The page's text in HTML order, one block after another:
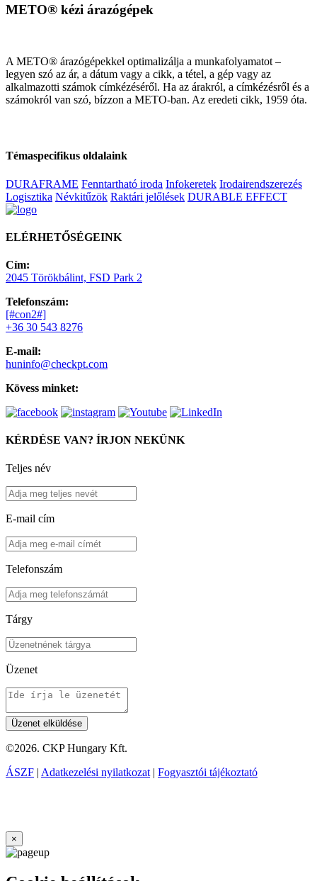
METO® kézi árazógépek
A METO® árazógépekkel optimalizálja a munkafolyamatot –
legyen szó az ár, a dátum vagy a cikk, a tétel, a gép vagy az
alkalmazotti számok címkézéséről. Ha az árakról, a címkézésről és a
számokról van szó, bízzon a METO-ban. Az eredeti cikk, 1959 óta.
Témaspecifikus oldalaink
DURAFRAME Fenntartható iroda Infokeretek Irodairendszerezés
Logisztika Névkitűzök Raktári jelőlések DURABLE EFFECT
ELÉRHETŐSÉGEINK
Cím:
2045 Törökbálint, FSD Park 2
Telefonszám:
[#con2#]
+36 30 543 8276
E-mail:
huninfo@checkpt.com
Kövess minket:
KÉRDÉSE VAN? ÍRJON NEKÜNK
Teljes név
E-mail cím
Telefonszám
Tárgy
Üzenet
©2026. CKP Hungary Kft.
ÁSZF | Adatkezelési nyilatkozat | Fogyasztói tájékoztató
×